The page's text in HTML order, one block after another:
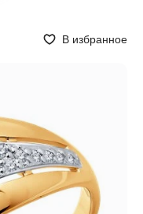
В избранное